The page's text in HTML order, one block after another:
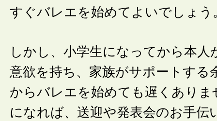
すぐバレエを始めてよいでしょう
しかし、小学生になってから本人
意欲を持ち、家族がサポートする
からバレエを始めても遅くありま
になれば、送迎や発表会のお手伝